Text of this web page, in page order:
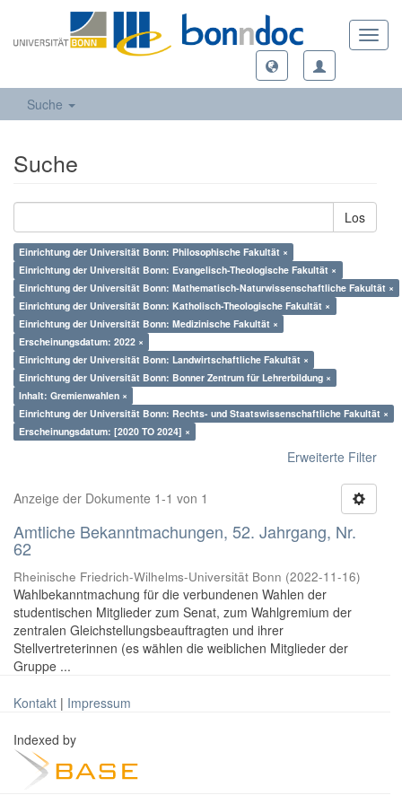
Suche
Suche
Los
Einrichtung der Universität Bonn: Philosophische Fakultät ×
Einrichtung der Universität Bonn: Evangelisch-Theologische Fakultät ×
Einrichtung der Universität Bonn: Mathematisch-Naturwissenschaftliche Fakultät ×
Einrichtung der Universität Bonn: Katholisch-Theologische Fakultät ×
Einrichtung der Universität Bonn: Medizinische Fakultät ×
Erscheinungsdatum: 2022 ×
Einrichtung der Universität Bonn: Landwirtschaftliche Fakultät ×
Einrichtung der Universität Bonn: Bonner Zentrum für Lehrerbildung ×
Inhalt: Gremienwahlen ×
Einrichtung der Universität Bonn: Rechts- und Staatswissenschaftliche Fakultät ×
Erscheinungsdatum: [2020 TO 2024] ×
Erweiterte Filter
Anzeige der Dokumente 1-1 von 1
Amtliche Bekanntmachungen, 52. Jahrgang, Nr.
62
Rheinische Friedrich-Wilhelms-Universität Bonn (2022-11-16)
Wahlbekanntmachung für die verbundenen Wahlen der
studentischen Mitglieder zum Senat, zum Wahlgremium der
zentralen Gleichstellungsbeauftragten und ihrer
Stellvertreterinnen (es wählen die weiblichen Mitglieder der
Gruppe ...
Kontakt | Impressum
Indexed by